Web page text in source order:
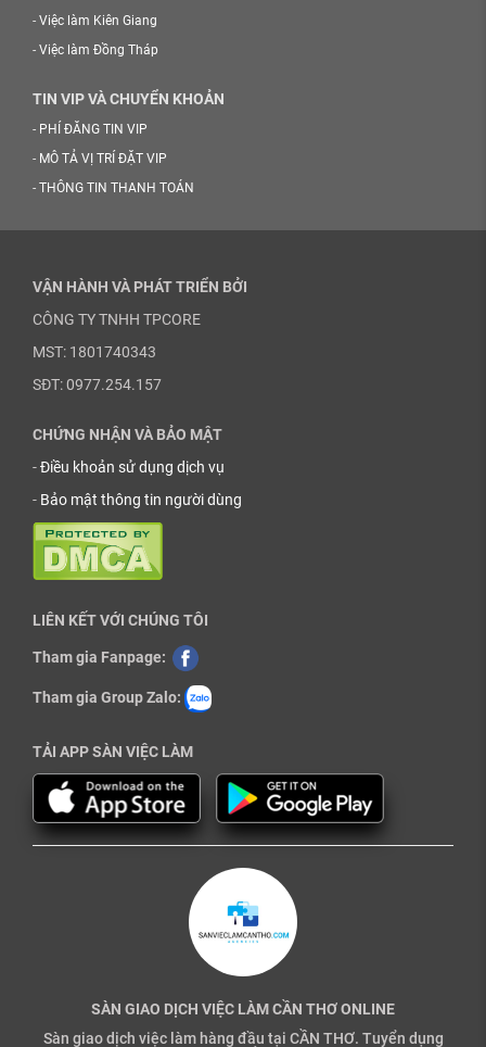
- Việc làm Kiên Giang
- Việc làm Đồng Tháp
TIN VIP VÀ CHUYỂN KHOẢN
- PHÍ ĐĂNG TIN VIP
- MÔ TẢ VỊ TRÍ ĐẶT VIP
- THÔNG TIN THANH TOÁN
VẬN HÀNH VÀ PHÁT TRIỂN BỞI
CÔNG TY TNHH TPCORE
MST: 1801740343
SĐT: 0977.254.157
CHỨNG NHẬN VÀ BẢO MẬT
-Điều khoản sử dụng dịch vụ
- Bảo mật thông tin người dùng
LIÊN KẾT VỚI CHÚNG TÔI
Tham gia Fanpage:
Tham gia Group Zalo:
TẢI APP SÀN VIỆC LÀM
SÀN GIAO DỊCH VIỆC LÀM CẦN THƠ ONLINE
Sàn giao dịch việc làm hàng đầu tại CẦN THƠ. Tuyển dụng